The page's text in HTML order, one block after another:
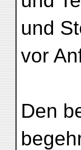
und
vor
Den